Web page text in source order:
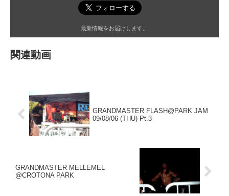
最新情報をお届けします。
関連動画
GRANDMASTER FLASH@PARK JAM
09/08/06 (THU) Pt.3
GRANDMASTER MELLEMEL
@CROTONA PARK